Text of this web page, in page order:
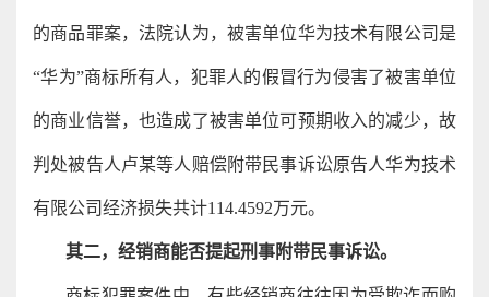
的商品罪案，法院认为，被害单位华为技术有限公司是
“华为”商标所有人，犯罪人的假冒行为侵害了被害单位
的商业信誉，也造成了被害单位可预期收入的减少，故
判处被告人卢某等人赔偿附带民事诉讼原告人华为技术
有限公司经济损失共计114.4592万元。
其二，经销商能否提起刑事附带民事诉讼。